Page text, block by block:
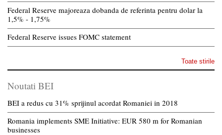
Federal Reserve majoreaza dobanda de referinta pentru dolar la
1,5% - 1,75%
Federal Reserve issues FOMC statement
Toate stirile
Noutati BEI
BEI a redus cu 31% sprijinul acordat Romaniei in 2018
Romania implements SME Initiative: EUR 580 m for Romanian
businesses